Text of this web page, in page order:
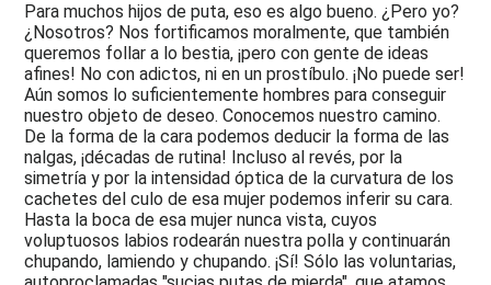
Para muchos hijos de puta, eso es algo bueno. ¿Pero yo?
¿Nosotros? Nos fortificamos moralmente, que también
queremos follar a lo bestia, ¡pero con gente de ideas
afines! No con adictos, ni en un prostíbulo. ¡No puede ser!
Aún somos lo suficientemente hombres para conseguir
nuestro objeto de deseo. Conocemos nuestro camino.
De la forma de la cara podemos deducir la forma de las
nalgas, ¡décadas de rutina! Incluso al revés, por la
simetría y por la intensidad óptica de la curvatura de los
cachetes del culo de esa mujer podemos inferir su cara.
Hasta la boca de esa mujer nunca vista, cuyos
voluptuosos labios rodearán nuestra polla y continuarán
chupando, lamiendo y chupando. ¡Sí! Sólo las voluntarias,